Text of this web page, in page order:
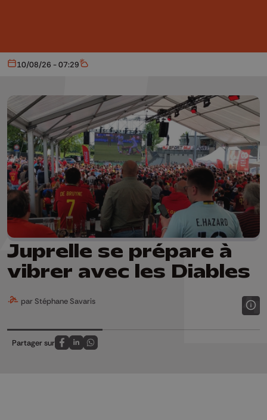
Aujourd'hui
10/08/26 - 07:29 Météo
Juprelle se prépare à
vibrer avec les Diables
par Stéphane Savaris
Partager sur
Partagez sur FaceBook
Partagez sur LinkedIn
Partagez sur Whatsapp